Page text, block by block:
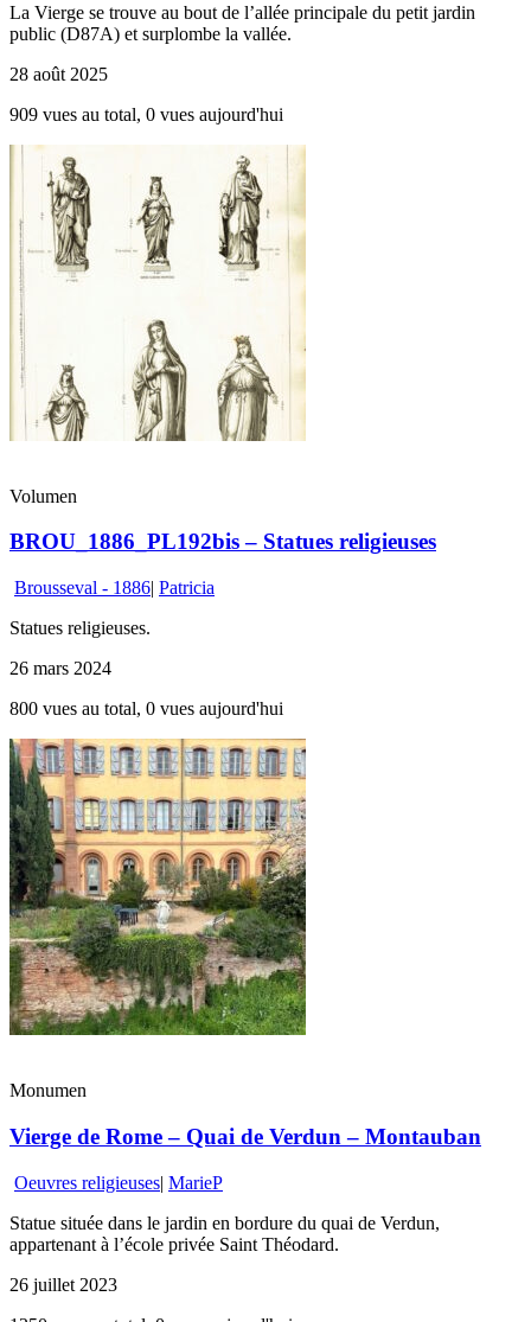
La Vierge se trouve au bout de l’allée principale du petit jardin
public (D87A) et surplombe la vallée.
28 août 2025
909 vues au total, 0 vues aujourd'hui
Volumen
BROU_1886_PL192bis – Statues religieuses
Brousseval - 1886| Patricia
Statues religieuses.
26 mars 2024
800 vues au total, 0 vues aujourd'hui
Monumen
Vierge de Rome – Quai de Verdun – Montauban
Oeuvres religieuses| MarieP
Statue située dans le jardin en bordure du quai de Verdun,
appartenant à l’école privée Saint Théodard.
26 juillet 2023